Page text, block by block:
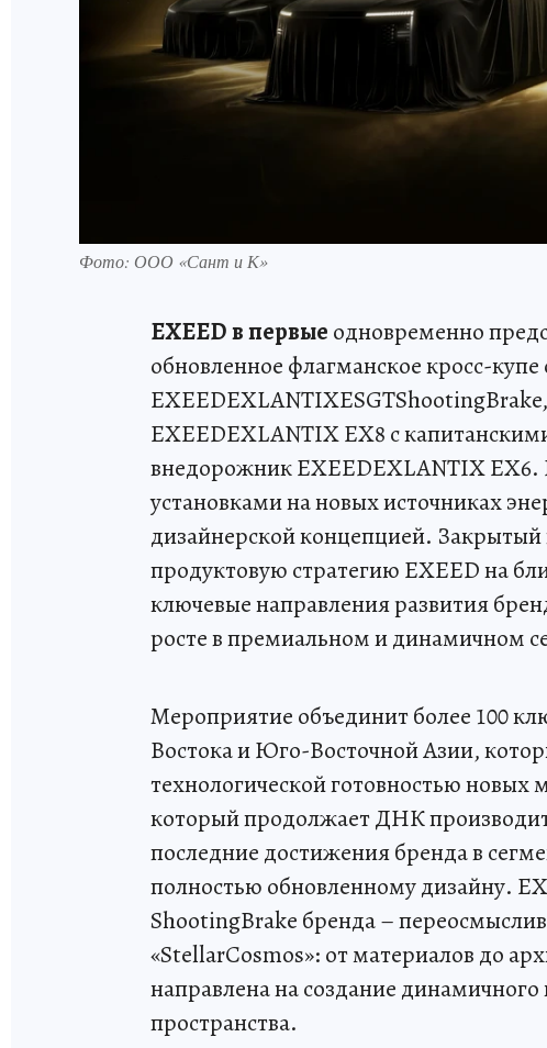
Фото: ООО «Сант и К»
EXEED в первые одновременно
обновленное флагманское кросс-
EXEEDEXLANTIX EX8 с
внедорожник EXEEDEXLANTIX
установками на новых источниках
дизайнерской концепцией. Закрытый
продуктовую стратегию EXEED на
ключевые направления развития
росте в премиальном и динамичном
Мероприятие объединит более 100
Востока и Юго-Восточной Азии,
технологической готовностью
который продолжает ДНК
последние достижения бренда в
полностью обновленному дизайну.
ShootingBrake бренда –
«StellarCosmos»: от материалов до
направлена на создание
пространства.